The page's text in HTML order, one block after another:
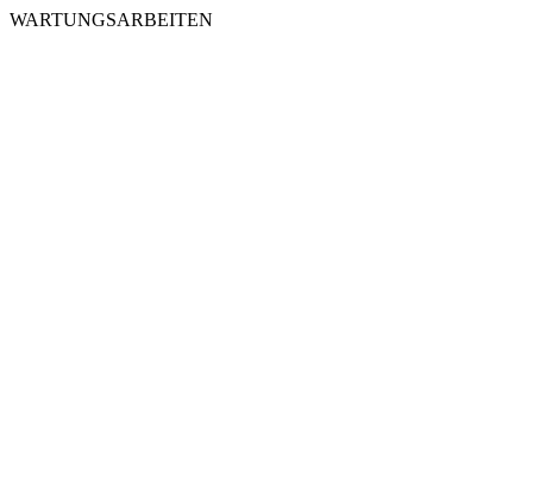
WARTUNGSARBEITEN